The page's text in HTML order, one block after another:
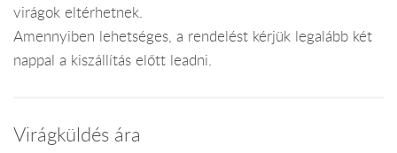
virágok eltérhetnek.
Amennyiben lehetséges, a rendelést kérjük legalább két
nappal a kiszállítás előtt leadni.
Virágküldés ára